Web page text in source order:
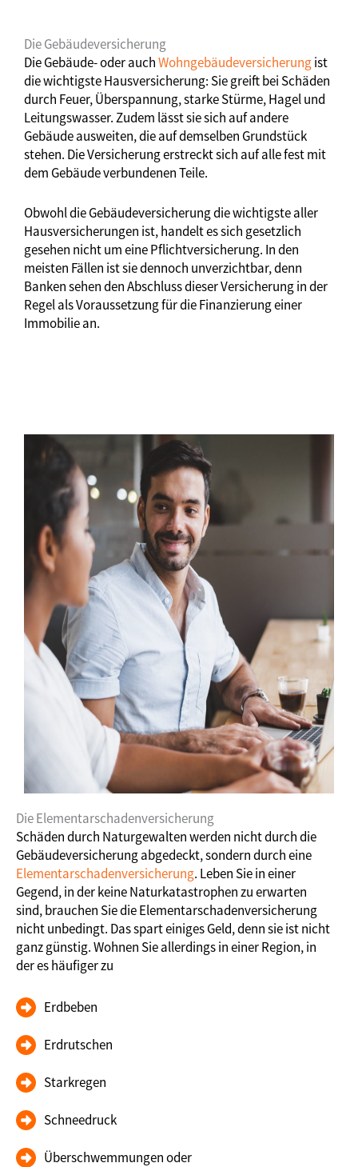
Die Gebäudeversicherung
Die Gebäude- oder auchWohngebäudeversicherungist
die wichtigste Hausversicherung: Sie greift bei Schäden
durch Feuer, Überspannung, starke Stürme, Hagel und
Leitungswasser. Zudem lässt sie sich auf andere
Gebäude ausweiten, die auf demselben Grundstück
stehen. Die Versicherung erstreckt sich auf alle fest mit
dem Gebäude verbundenen Teile.
Obwohl die Gebäudeversicherung die wichtigste aller
Hausversicherungen ist, handelt es sich gesetzlich
gesehen nicht um eine Pflichtversicherung. In den
meisten Fällen ist sie dennoch unverzichtbar, denn
Banken sehen den Abschluss dieser Versicherung in der
Regel als Voraussetzung für die Finanzierung einer
Immobilie an.
Die Elementarschadenversicherung
Schäden durch Naturgewalten werden nicht durch die
Gebäudeversicherung abgedeckt, sondern durch eine
Elementarschadenversicherung. Leben Sie in einer
Gegend, in der keine Naturkatastrophen zu erwarten
sind, brauchen Sie die Elementarschadenversicherung
nicht unbedingt. Das spart einiges Geld, denn sie ist nicht
ganz günstig. Wohnen Sie allerdings in einer Region, in
der es häufiger zu
Erdbeben
Erdrutschen
Starkregen
Schneedruck
Überschwemmungen oder